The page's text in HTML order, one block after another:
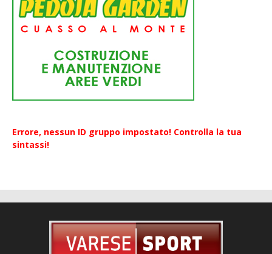
Errore, nessun ID gruppo impostato! Controlla la tua
sintassi!